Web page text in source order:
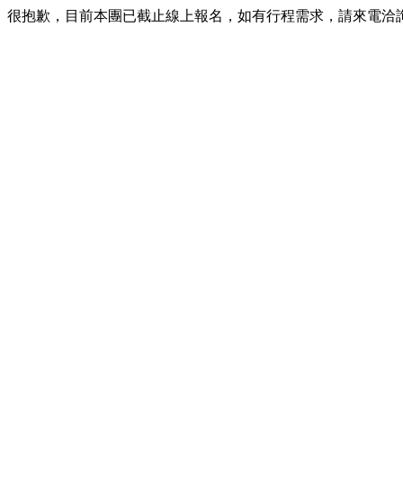
很抱歉，目前本團已截止線上報名，如有行程需求，請來電洽